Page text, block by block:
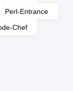
Perl-Entrance
Chef